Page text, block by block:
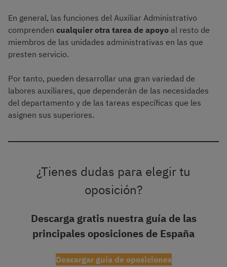
En general, las funciones del Auxiliar Administrativo
comprenden cualquier otra tarea de apoyo al resto de
miembros de las unidades administrativas en las que
presten servicio.
Por tanto, pueden desarrollar una gran variedad de
labores auxiliares, que dependerán de las necesidades
del departamento y de las tareas específicas que les
asignen sus superiores.
¿Tienes dudas para elegir tu
oposición?
Descarga gratis nuestra guía de las
principales oposiciones de España
Descargar guía de oposiciones